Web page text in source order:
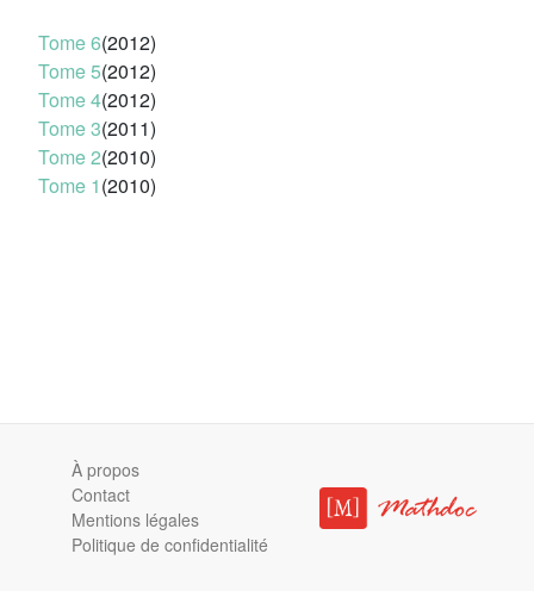
Tome 6(2012)
Tome 5(2012)
Tome 4(2012)
Tome 3(2011)
Tome 2(2010)
Tome 1(2010)
À propos
Contact
Mentions légales
Politique de confidentialité